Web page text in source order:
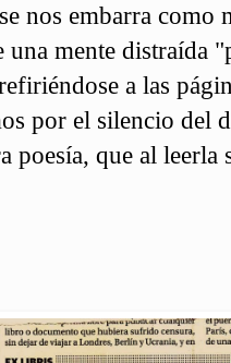
nos embarra como
una mente distraída
a las
por el silencio del
poesía, que al leerla